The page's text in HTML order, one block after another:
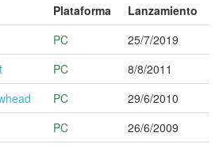
Plataforma
Lanzamiento
PC
25/7/2019
PC
8/8/2011
PC
29/6/2010
PC
26/6/2009